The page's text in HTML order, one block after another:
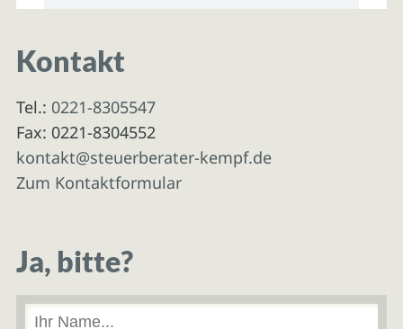
Kontakt
Tel.: 0221-8305547
Fax: 0221-8304552
kontakt@steuerberater-kempf.de
Zum Kontaktformular
Ja, bitte?